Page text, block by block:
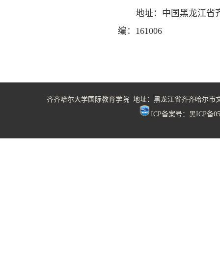
地址：中国黑龙江省
编：161006
齐齐哈尔大学国际教育学院 地址：黑龙江省齐齐哈尔市
ICP备案号：黑ICP备